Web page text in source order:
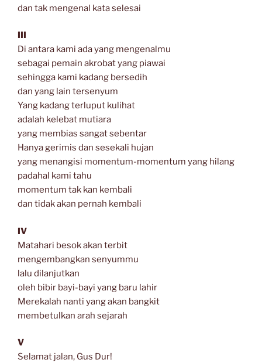
dan tak mengenal kata selesai
III
Di antara kami ada yang mengenalmu
sebagai pemain akrobat yang piawai
sehingga kami kadang bersedih
dan yang lain tersenyum
Yang kadang terluput kulihat
adalah kelebat mutiara
yang membias sangat sebentar
Hanya gerimis dan sesekali hujan
yang menangisi momentum-momentum yang hilang
padahal kami tahu
momentum tak kan kembali
dan tidak akan pernah kembali
IV
Matahari besok akan terbit
mengembangkan senyummu
lalu dilanjutkan
oleh bibir bayi-bayi yang baru lahir
Merekalah nanti yang akan bangkit
membetulkan arah sejarah
V
Selamat jalan, Gus Dur!